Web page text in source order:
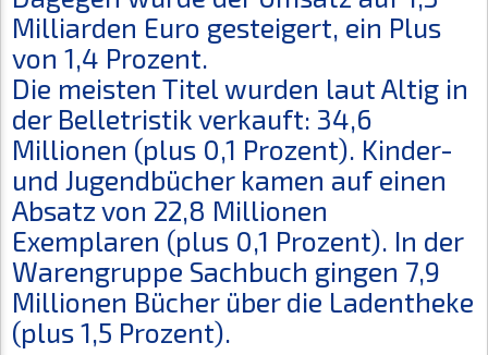
Milliarden Euro gesteigert, ein Plus
von 1,4 Prozent.
Die meisten Titel wurden laut Altig in
der Belletristik verkauft: 34,6
Millionen (plus 0,1 Prozent). Kinder-
und Jugendbücher kamen auf einen
Absatz von 22,8 Millionen
Exemplaren (plus 0,1 Prozent). In der
Warengruppe Sachbuch gingen 7,9
Millionen Bücher über die Ladentheke
(plus 1,5 Prozent).